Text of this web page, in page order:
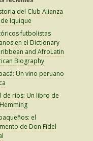
del Club Alianza
Iquique
futbolistas
en el Dictionary
and AfroLatin
Biography
Un vino peruano
de ríos: Un libro de
el
de Don Fidel